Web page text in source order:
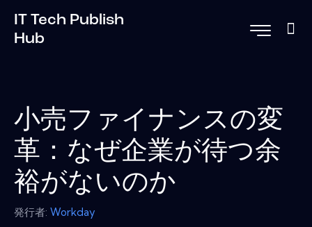
IT Tech Publish
Hub
小売ファイナンスの変
革：なぜ企業が待つ余
裕がないのか
発行者: Workday